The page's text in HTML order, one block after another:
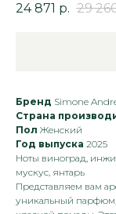
24 871 р. 29
Бренд Simone
Страна
Пол Женский
Год выпуска 2025
Ноты виноград,
мускус, янтарь
Представляем вам
уникальный